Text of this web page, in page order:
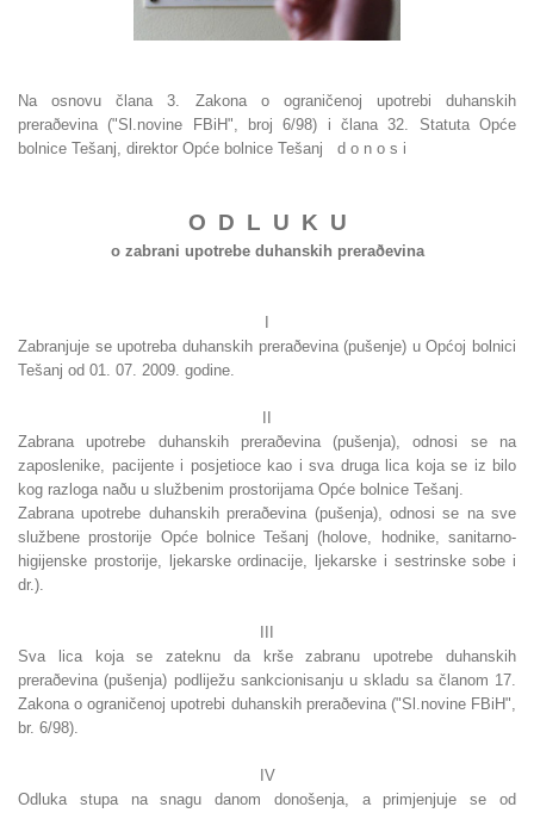
Na osnovu člana 3. Zakona o ograničenoj upotrebi duhanskih
preraðevina ("Sl.novine FBiH", broj 6/98) i člana 32. Statuta Opće
bolnice Tešanj, direktor Opće bolnice Tešanj d o n o s i
O D L U K U
o zabrani upotrebe duhanskih preraðevina
Zabranjuje se upotreba duhanskih preraðevina (pušenje) u Općoj bolnici
Tešanj od 01. 07. 2009. godine.
Zabrana upotrebe duhanskih preraðevina (pušenja), odnosi se na
zaposlenike, pacijente i posjetioce kao i sva druga lica koja se iz bilo
kog razloga naðu u službenim prostorijama Opće bolnice Tešanj.
Zabrana upotrebe duhanskih preraðevina (pušenja), odnosi se na sve
službene prostorije Opće bolnice Tešanj (holove, hodnike, sanitarno-
higijenske prostorije, ljekarske ordinacije, ljekarske i sestrinske sobe i
dr.).
Sva lica koja se zateknu da krše zabranu upotrebe duhanskih
preraðevina (pušenja) podliježu sankcionisanju u skladu sa članom 17.
Zakona o ograničenoj upotrebi duhanskih preraðevina ("Sl.novine FBiH",
br. 6/98).
IV
Odluka stupa na snagu danom donošenja, a primjenjuje se od